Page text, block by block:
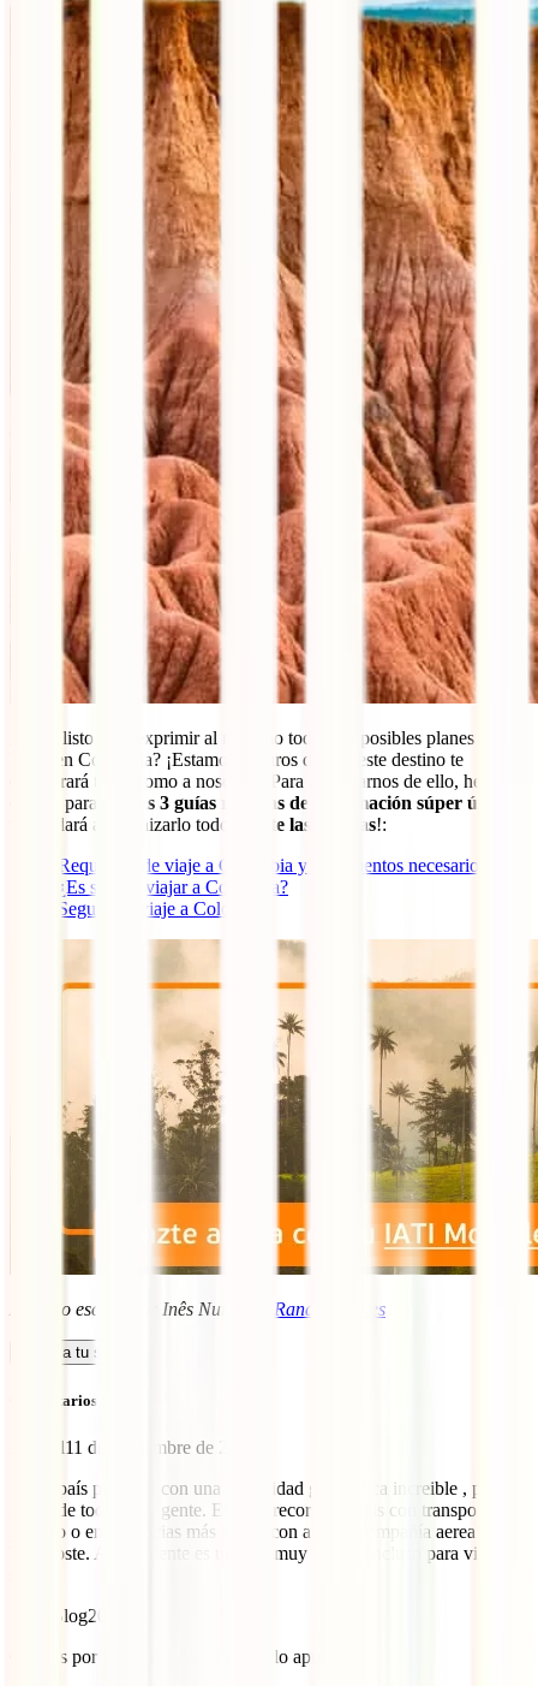
¿Todo listo para exprimir al máximo todos los posibles planes que
hacer en Colombia? ¡Estamos seguros de que este destino te
enamorará tanto como a nosotros! Para asegurarnos de ello, hemos
creado para ti
estas 3 guías repletas de información súper útil
te ayudará a organizarlo todo, ¡
no te las pierdas!:
Requisitos de viaje a Colombia y documentos necesarios
¿Es seguro viajar a Colombia?
Seguro de viaje a Colombia
Artículo escrito por Inês Nunes de Randomtrip.es
Calcula tu seguro
Comentarios (6)
Anabel11 de noviembre de 2019
Es un país precioso con una diversidad geográfica increible , pero lo
mejor de todo es su gente. Es fácil recorrer el pais con transporte
público o en distancias más largas con alguna compañía aerea de
bajo coste. Actualmente es un pais muy seguro incluso para viajeras
IATI Blog20 de abril de 2021
Gracias por tu aporte, Andrés ¡nos lo apuntamos!